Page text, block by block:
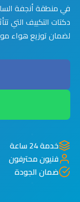
في منطقة أنجفة
دكتات التكييف التي
لضمان توزيع هواء
خدمة 24 ساعة
فنيون محترفون
ضمان الجودة